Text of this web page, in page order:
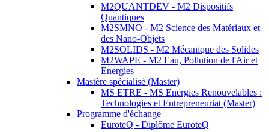
M2QUANTDEV - M2 Dispositifs
Quantiques
M2SMNO - M2 Science des Matériaux et
des Nano-Objets
M2SOLIDS - M2 Mécanique des Solides
M2WAPE - M2 Eau, Pollution de l'Air et
Energies
Mastère spécialisé (Master)
MS ETRE - MS Energies Renouvelables :
Technologies et Entrepreneuriat (Master)
Programme d'échange
EuroteQ - Diplôme EuroteQ